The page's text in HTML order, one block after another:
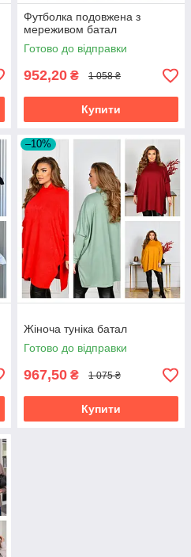
Футболка подовжена з
мереживом батал
Готово до відправки
952,20 ₴ 1 058 ₴
Купити
–10%
Жіноча туніка батал
Готово до відправки
967,50 ₴ 1 075 ₴
Купити